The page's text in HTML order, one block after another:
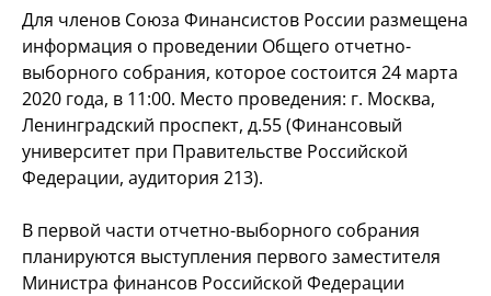
Для членов Союза Финансистов России размещена
информация о проведении Общего отчетно-
выборного собрания, которое состоится 24 марта
2020 года, в 11:00. Место проведения: г. Москва,
Ленинградский проспект, д.55 (Финансовый
университет при Правительстве Российской
Федерации, аудитория 213).
В первой части отчетно-выборного собрания
планируются выступления первого заместителя
Министра финансов Российской Федерации